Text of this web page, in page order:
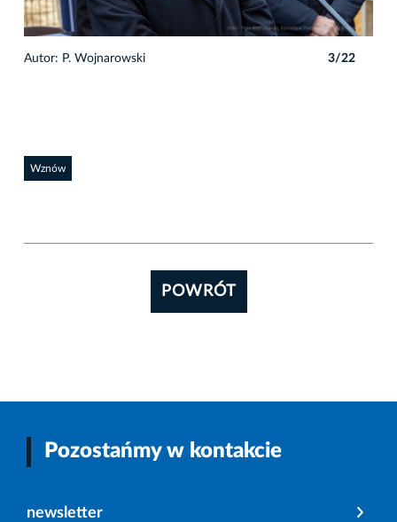
Autor: P. Wojnarowski 3/22
Wznów
POWRÓT
Pozostańmy w kontakcie
newsletter